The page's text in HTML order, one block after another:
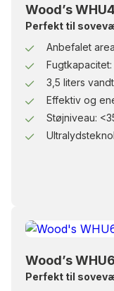
Wood’s
Perfekt til
Anbefalet
3,5 liters
Effektiv og
Støjniveau:
Wood’s
Perfekt til